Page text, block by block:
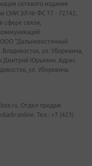
сетевого издания
СМИ ЭЛ № ФС 77 - 72742,
сфере связи,
ООО "Дальневосточный
ул. Уборевича,
Дмитрий Юрьевич. Адрес
ул. Уборевича,
Отдел продаж
Тел.: +7 (423)